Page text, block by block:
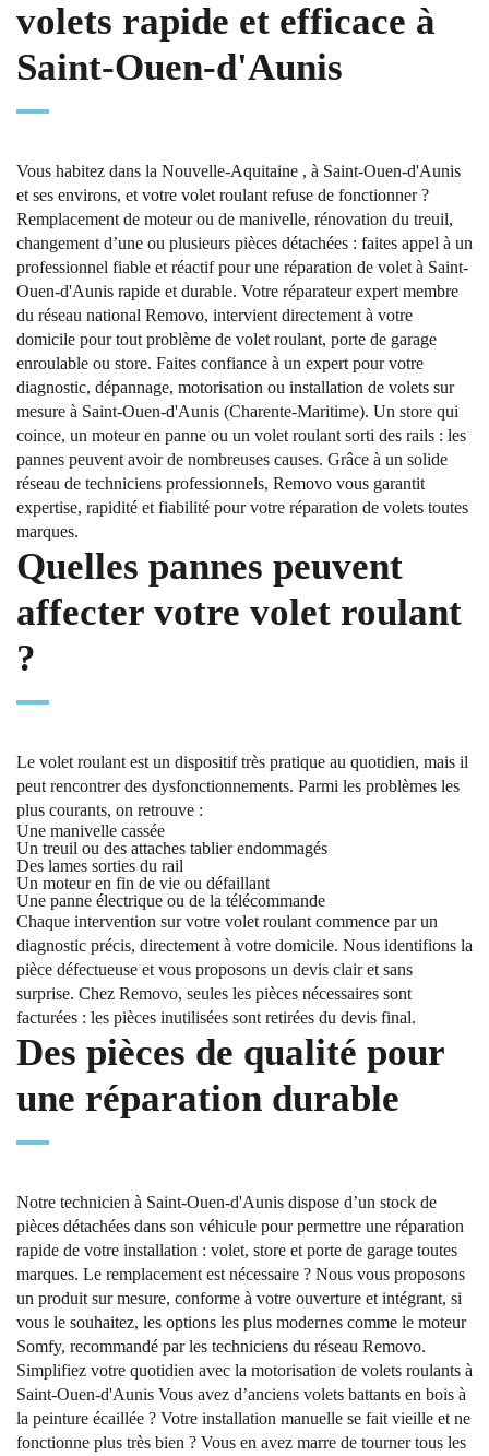
volets rapide et efficace à
Saint-Ouen-d'Aunis
Vous habitez dans la Nouvelle-Aquitaine , à Saint-Ouen-d'Aunis
et ses environs, et votre volet roulant refuse de fonctionner ?
Remplacement de moteur ou de manivelle, rénovation du treuil,
changement d’une ou plusieurs pièces détachées : faites appel à un
professionnel fiable et réactif pour une réparation de volet à Saint-
Ouen-d'Aunis rapide et durable. Votre réparateur expert membre
du réseau national Removo, intervient directement à votre
domicile pour tout problème de volet roulant, porte de garage
enroulable ou store. Faites confiance à un expert pour votre
diagnostic, dépannage, motorisation ou installation de volets sur
mesure à Saint-Ouen-d'Aunis (Charente-Maritime). Un store qui
coince, un moteur en panne ou un volet roulant sorti des rails : les
pannes peuvent avoir de nombreuses causes. Grâce à un solide
réseau de techniciens professionnels, Removo vous garantit
expertise, rapidité et fiabilité pour votre réparation de volets toutes
marques.
Quelles pannes peuvent
affecter votre volet roulant
?
Le volet roulant est un dispositif très pratique au quotidien, mais il
peut rencontrer des dysfonctionnements. Parmi les problèmes les
plus courants, on retrouve :
Une manivelle cassée
Un treuil ou des attaches tablier endommagés
Des lames sorties du rail
Un moteur en fin de vie ou défaillant
Une panne électrique ou de la télécommande
Chaque intervention sur votre volet roulant commence par un
diagnostic précis, directement à votre domicile. Nous identifions la
pièce défectueuse et vous proposons un devis clair et sans
surprise. Chez Removo, seules les pièces nécessaires sont
facturées : les pièces inutilisées sont retirées du devis final.
Des pièces de qualité pour
une réparation durable
Notre technicien à Saint-Ouen-d'Aunis dispose d’un stock de
pièces détachées dans son véhicule pour permettre une réparation
rapide de votre installation : volet, store et porte de garage toutes
marques. Le remplacement est nécessaire ? Nous vous proposons
un produit sur mesure, conforme à votre ouverture et intégrant, si
vous le souhaitez, les options les plus modernes comme le moteur
Somfy, recommandé par les techniciens du réseau Removo.
Simplifiez votre quotidien avec la motorisation de volets roulants à
Saint-Ouen-d'Aunis Vous avez d’anciens volets battants en bois à
la peinture écaillée ? Votre installation manuelle se fait vieille et ne
fonctionne plus très bien ? Vous en avez marre de tourner tous les